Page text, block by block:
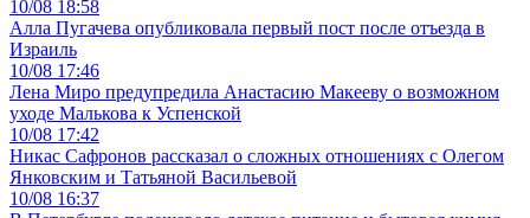
10/08 18:58
Алла Пугачева опубликовала первый пост после отъезда в
Израиль
10/08 17:46
Лена Миро предупредила Анастасию Макееву о возможном
уходе Малькова к Успенской
10/08 17:42
Никас Сафронов рассказал о сложных отношениях с Олегом
Янковским и Татьяной Васильевой
10/08 16:37